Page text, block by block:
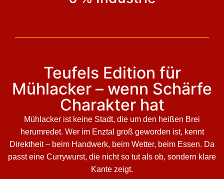
Teufels Edition für
Mühlacker – wenn Schärfe
Charakter hat
Mühlacker ist keine Stadt, die um den heißen Brei
herumredet. Wer im Enztal groß geworden ist, kennt
Direktheit – beim Handwerk, beim Wetter, beim Essen. Da
passt eine Currywurst, die nicht so tut als ob, sondern klare
Kante zeigt.